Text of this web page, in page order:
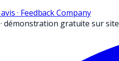
avis · Feedback Company
·démonstration gratuite sur site